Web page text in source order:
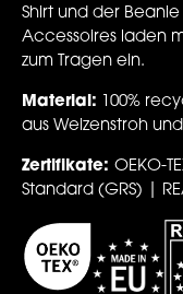
Shirt und der
Accessoires laden
zum Tragen ein.
Material: 100%
aus Weizenstroh
Zertifikate: OEKO-
Standard (GRS)
|